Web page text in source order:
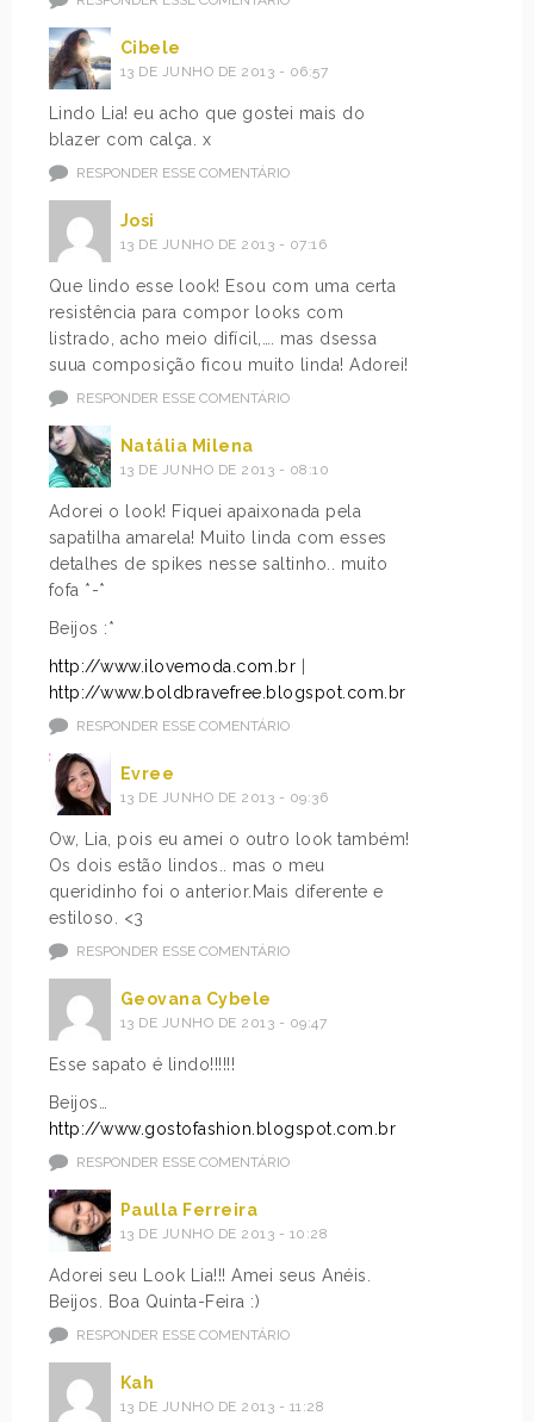
Cibele
13 DE JUNHO DE 2013 - 06:57
Lindo Lia! eu acho que gostei mais do
blazer com calça. x
RESPONDER ESSE COMENTÁRIO
Josi
13 DE JUNHO DE 2013 - 07:16
Que lindo esse look! Esou com uma certa
resistência para compor looks com
listrado, acho meio difícil,…. mas dsessa
suua composição ficou muito linda! Adorei!
RESPONDER ESSE COMENTÁRIO
Natália Milena
13 DE JUNHO DE 2013 - 08:10
Adorei o look! Fiquei apaixonada pela
sapatilha amarela! Muito linda com esses
detalhes de spikes nesse saltinho.. muito
fofa *-*
Beijos :*
http://www.ilovemoda.com.br
http://www.boldbravefree.blogspot.com.br
RESPONDER ESSE COMENTÁRIO
Evree
13 DE JUNHO DE 2013 - 09:36
Ow, Lia, pois eu amei o outro look também!
Os dois estão lindos.. mas o meu
queridinho foi o anterior.Mais diferente e
estiloso. <3
RESPONDER ESSE COMENTÁRIO
Geovana Cybele
13 DE JUNHO DE 2013 - 09:47
Esse sapato é lindo!!!!!!
Beijos…
http://www.gostofashion.blogspot.com.br
RESPONDER ESSE COMENTÁRIO
Paulla Ferreira
13 DE JUNHO DE 2013 - 10:28
Adorei seu Look Lia!!! Amei seus Anéis.
Beijos. Boa Quinta-Feira :)
RESPONDER ESSE COMENTÁRIO
Kah
13 DE JUNHO DE 2013 - 11:28